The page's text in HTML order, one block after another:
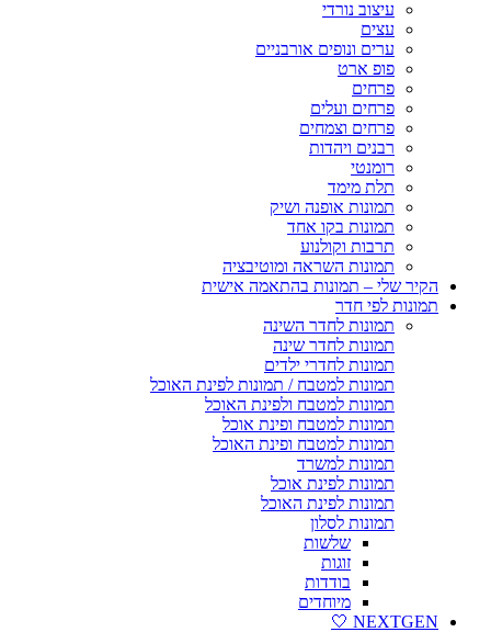
עיצוב נורדי
עצים
ערים ונופים אורבניים
פופ ארט
פרחים
פרחים ועלים
פרחים וצמחים
רבנים ויהדות
רומנטי
תלת מימד
תמונות אופנה ושיק
תמונות בקו אחד
תרבות וקולנוע
תמונות השראה ומוטיבציה
הקיר שלי – תמונות בהתאמה אישית
תמונות לפי חדר
תמונות לחדר השינה
תמונות לחדר שינה
תמונות לחדרי ילדים
תמונות למטבח / תמונות לפינת האוכל
תמונות למטבח ולפינת האוכל
תמונות למטבח ופינת אוכל
תמונות למטבח ופינת האוכל
תמונות למשרד
תמונות לפינת אוכל
תמונות לפינת האוכל
תמונות לסלון
שלשות
זוגות
בודדות
מיוחדים
NEXTGEN 🤍